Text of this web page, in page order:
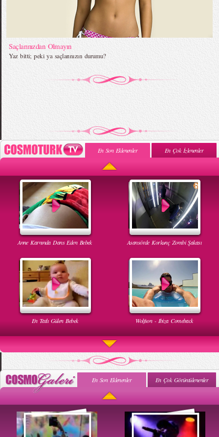
Saçlarınızdan Olmayın
Yaz bitti; peki ya saçlarınızın durumu?
En Son Eklenenler En Çok İzlenenler
Anne Karnında Dans Eden Bebek Asansörde Korkunç Zombi Şakası
En Tatlı Gülen Bebek Wolfson - Ibiza Comeback
Uyuyan Bebeğe Gangnam Dinletilirse Ne Olur
En Son Eklenenler En Çok Görüntülenenler